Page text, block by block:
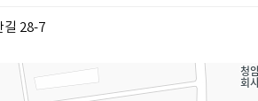
길 28-7